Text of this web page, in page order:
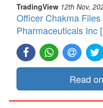
TradingView 12th Nov,
Officer Chakma
Pharmaceuticals Inc
Read